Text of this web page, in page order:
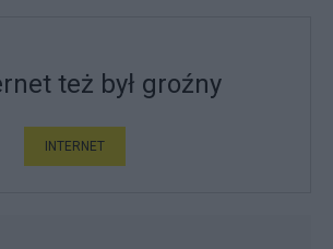
też był groźny
INTERNET